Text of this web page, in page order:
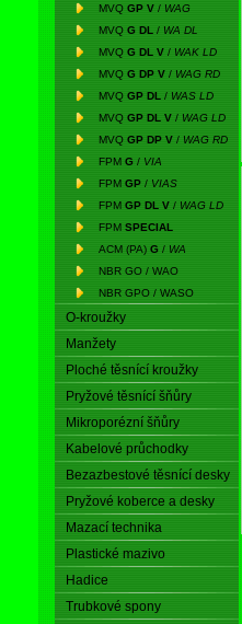
MVQ GP V / WAG
MVQ G DL / WA DL
MVQ G DL V / WAK LD
MVQ G DP V / WAG RD
MVQ GP DL / WAS LD
MVQ GP DL V / WAG LD
MVQ GP DP V / WAG RD
FPM G / VIA
FPM GP / VIAS
FPM GP DL V / WAG LD
FPM SPECIAL
ACM (PA) G / WA
NBR GO / WAO
NBR GPO / WASO
O-kroužky
Manžety
Ploché těsnící kroužky
Pryžové těsnící šňůry
Mikroporézní šňůry
Kabelové průchodky
Bezazbestové těsnící desky
Pryžové koberce a desky
Mazací technika
Plastické mazivo
Hadice
Trubkové spony